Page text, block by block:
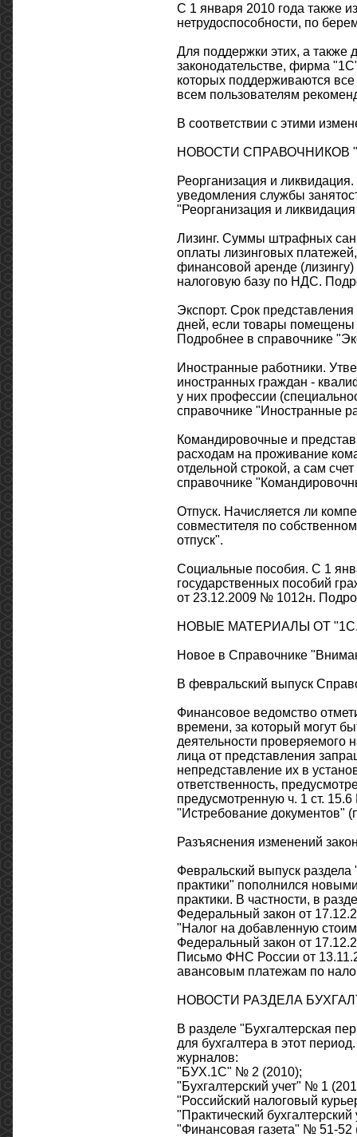
С 1 января 2010 года также
нетрудоспособности, по
Для поддержки этих, а также
законодательстве, фирма
которых поддерживаются
всем пользователям
В соответствии с этими
НОВОСТИ СПРАВОЧНИКОВ
Реорганизация и
уведомления службы
"Реорганизация и
Лизинг. Суммы штрафных
оплаты лизинговых
финансовой аренде
налоговую базу по НДС.
Экспорт. Срок
дней, если товары помещены
Подробнее в справочнике
Иностранные работники.
иностранных граждан -
у них профессии
справочнике "Иностранные
Командировочные и
расходам на проживание
отдельной строкой, а сам
справочнике
Отпуск. Начисляется ли
совместителя по
отпуск".
Социальные пособия. С 1
государственных пособий
от 23.12.2009 № 1012н.
НОВЫЕ МАТЕРИАЛЫ ОТ
Новое в Справочнике
В февральский выпуск
Финансовое ведомство
времени, за который могут
деятельности проверяемого
лица от представления
непредставление их в
ответственность,
предусмотренную ч. 1 ст.
"Истребование документов"
Разъяснения изменений
Февральский выпуск
практики" пополнился
практики. В частности, в
Федеральный закон от
"Налог на добавленную
Федеральный закон от
Письмо ФНС России от
авансовым платежам по
НОВОСТИ РАЗДЕЛА
В разделе "Бухгалтерская
для бухгалтера в этот
журналов:
"БУХ.1С" № 2 (2010);
"Бухгалтерский учет" № 1
"Российский налоговый
"Практический
"Финансовая газета" № 51-52